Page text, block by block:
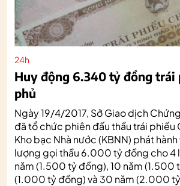
24h
Huy động 6.340 tỷ đồng trái
phủ
Ngày 19/4/2017, Sở Giao dịch
đã tổ chức phiên đấu thầu trái phiếu
Kho bạc Nhà nước (KBNN) phát
lượng gọi thầu 6.000 tỷ đồng cho 4
năm (1.500 tỷ đồng), 10 năm (1.500
(1.000 tỷ đồng) và 30 năm (2.000